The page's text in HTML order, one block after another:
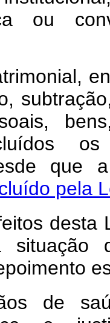
ou
que
pela
desta
situação
de